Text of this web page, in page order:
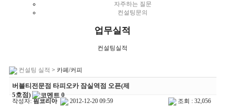
자주하는 질문
컨설팅문의
업무실적
컨설팅실적
컨설팅 실적 > 카페/커피
버블티전문점 타피오카 잠실역점 오픈(제
5호점)
0
작성자: 핌코리아 2012-12-20 09:59 조회 : 32,056